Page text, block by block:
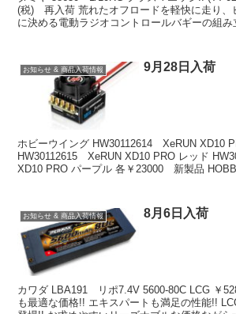
(税) 再入荷 荒れたオフロードを軽快に走り、
に決める電動ラジオコントロールバギーの組
お知らせ & 商品入荷情報 9月28日入荷
ホビーウイング HW30112614 XeRUN XD10
HW30112615 XeRUN XD10 PRO レッド
XD10 PRO パープル 各￥23000 新製品
お知らせ & 商品入荷情報 8月6日入荷
カワダ LBA191 リポ7.4V 5600-80C LCG ￥
も最適な価格!! エキスパートも満足の性能!!